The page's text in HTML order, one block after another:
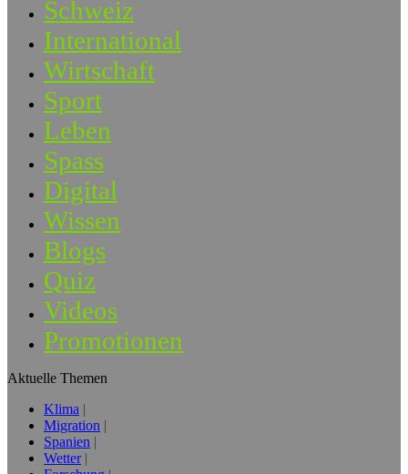
Schweiz
International
Wirtschaft
Sport
Leben
Spass
Digital
Wissen
Blogs
Quiz
Videos
Promotionen
Aktuelle Themen
Klima
Migration
Spanien
Wetter